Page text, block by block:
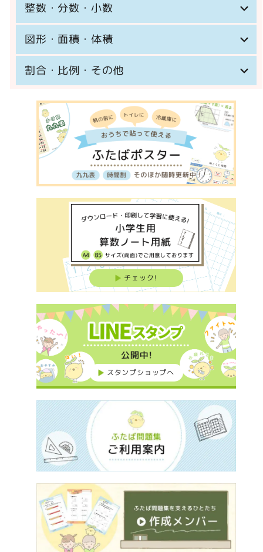
整数・分数・小数
図形・面積・体積
割合・比例・その他
チェック!
スタンプショップへ